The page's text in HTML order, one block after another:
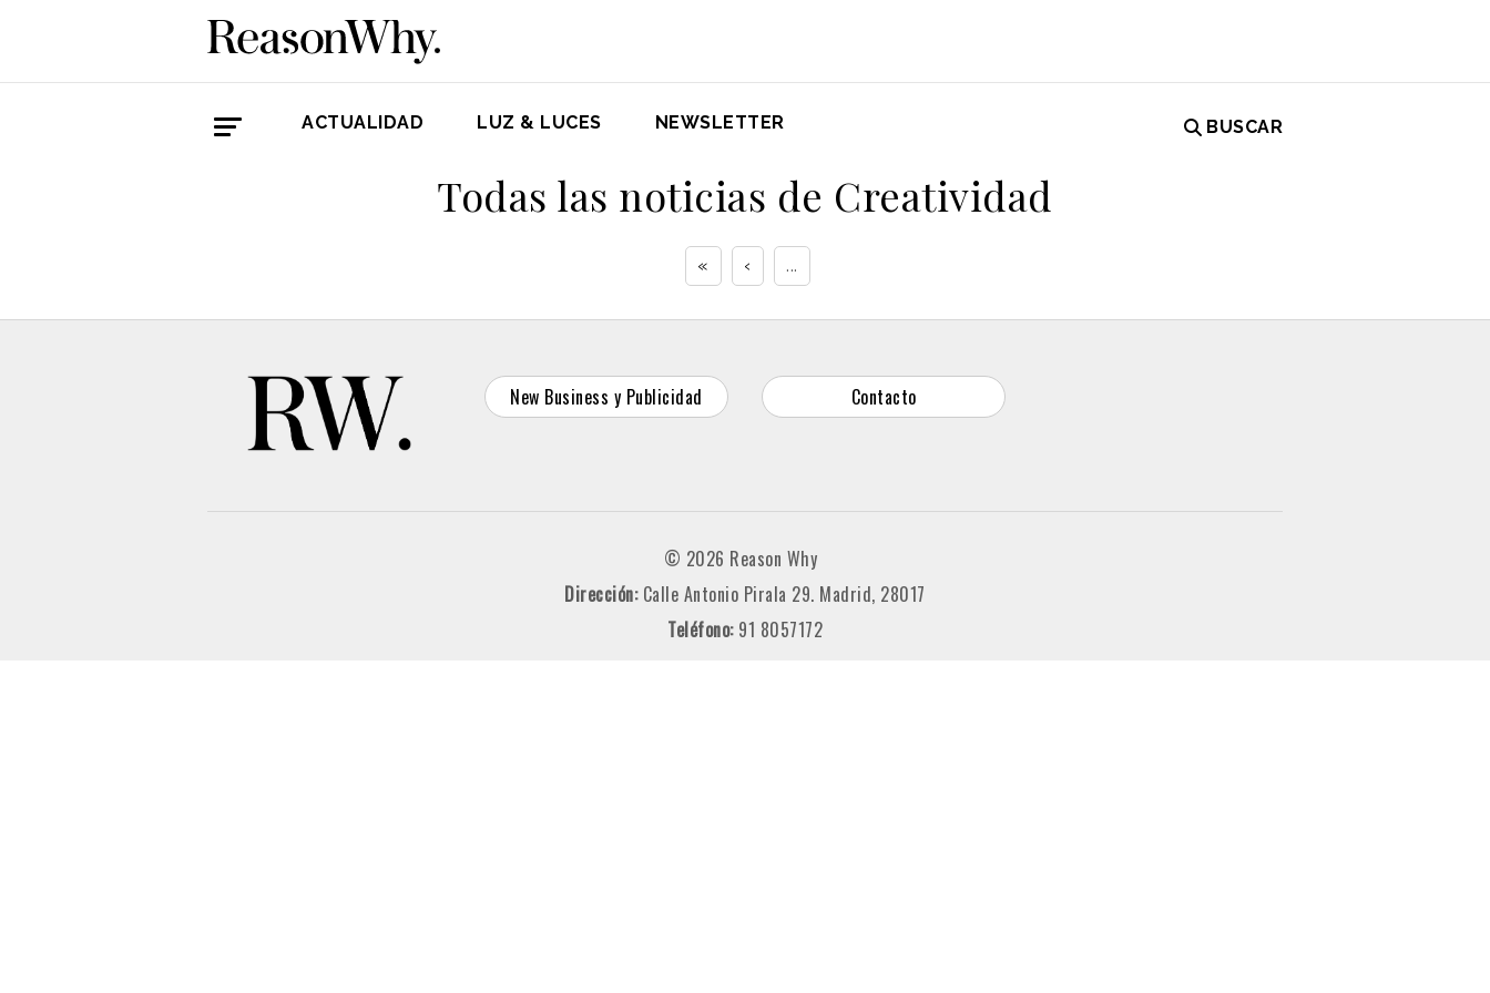
ACTUALIDAD LUZ & LUCES NEWSLETTER BUSCAR
Todas las noticias de Creatividad
« ‹ ...
New Business y Publicidad Contacto
© 2026 Reason Why
Dirección: Calle Antonio Pirala 29. Madrid, 28017
Teléfono: 91 8057172